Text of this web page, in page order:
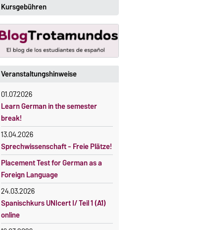
Einschreibezeitraum:
5. Oktober 2026, 9.00 Uhr bis
23. Oktober 2026, 18 Uhr
Moodle
Die Kurse beginnen ab dem 12.
Oktober 2026.
Kursteilnahme nur nach
fristgerechter Online-Anmeldung
Kursgebühren
Sprachkurse sind i. d. R.
gebührenpflichtig.
Gebühren
Gebührenrückerstattung
curricularer Sprachausbildung
Gebührenbefreiung bei Incomings
Veranstaltungshinweise
01.07.2026
Learn German in the semester
break!
13.04.2026
Sprechwissenschaft - Freie Plätze!
Placement Test for German as a
Foreign Language
24.03.2026
Spanischkurs UNIcert I/ Teil 1 (A1)
online